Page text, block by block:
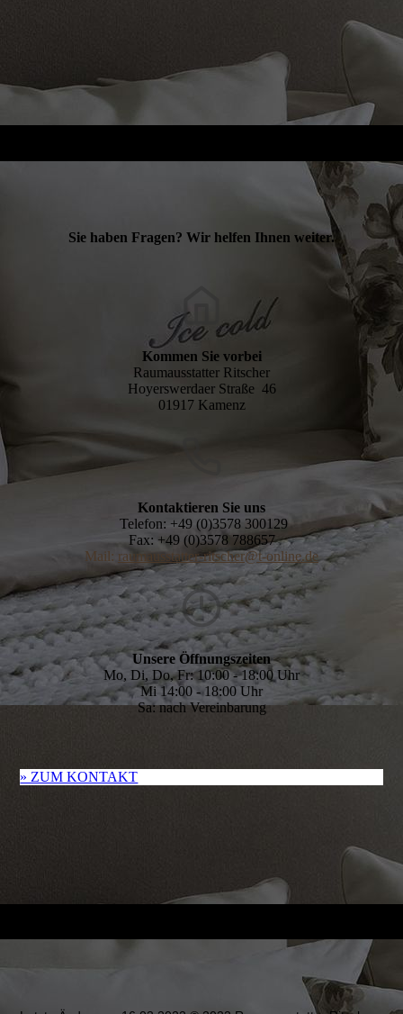
Sie haben Fragen? Wir helfen Ihnen weiter.
Kommen Sie vorbei
Raumausstatter Ritscher
Hoyerswerdaer Straße 46
01917 Kamenz
Kontaktieren Sie uns
Telefon: +49 (0)3578 300129
Fax: +49 (0)3578 788657
Mail: raumausstatter-ritscher@t-online.de
Unsere Öffnungszeiten
Mo, Di, Do, Fr: 10:00 - 18:00 Uhr
Mi 14:00 - 18:00 Uhr
Sa: nach Vereinbarung
» ZUM KONTAKT